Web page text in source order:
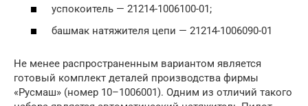
успокоитель — 21214-1006100-01;
башмак натяжителя цепи — 21214-1006090-01
Не менее распространенным вариантом является
готовый комплект деталей производства фирмы
«Русмаш» (номер 10–1006001). Одним из отличий такого